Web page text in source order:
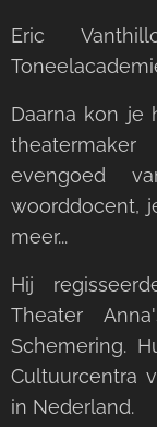
Eric
Daarna kon je
evengoed
woorddocent,
meer...
Hij
Theater
Schemering.
Cultuurcentra
in Nederland.